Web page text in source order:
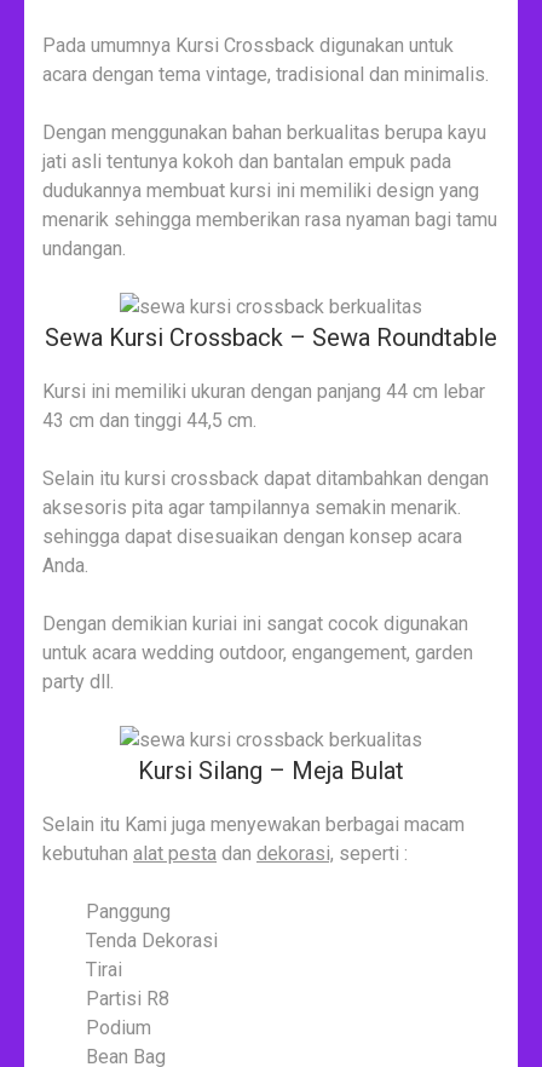
Pada umumnya Kursi Crossback digunakan untuk
acara dengan tema vintage, tradisional dan minimalis.
Dengan menggunakan bahan berkualitas berupa kayu
jati asli tentunya kokoh dan bantalan empuk pada
dudukannya membuat kursi ini memiliki design yang
menarik sehingga memberikan rasa nyaman bagi tamu
undangan.
Sewa Kursi Crossback – Sewa Roundtable
Kursi ini memiliki ukuran dengan panjang 44 cm lebar
43 cm dan tinggi 44,5 cm.
Selain itu kursi crossback dapat ditambahkan dengan
aksesoris pita agar tampilannya semakin menarik.
sehingga dapat disesuaikan dengan konsep acara
Anda.
Dengan demikian kuriai ini sangat cocok digunakan
untuk acara wedding outdoor, engangement, garden
party dll.
Kursi Silang – Meja Bulat
Selain itu Kami juga menyewakan berbagai macam
kebutuhan alat pesta dan dekorasi, seperti :
Panggung
Tenda Dekorasi
Tirai
Partisi R8
Podium
Bean Bag